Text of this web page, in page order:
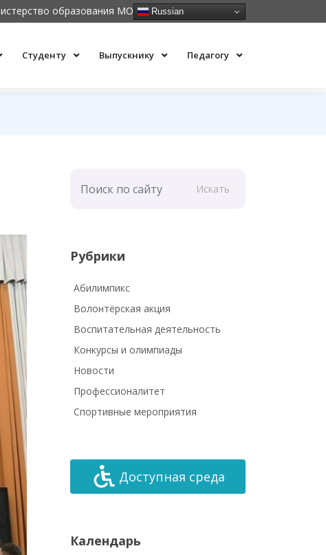
образования МО Russian
Студенту Выпускнику Педагогу
Искать
Рубрики
Абилимпикс
Волонтёрская акция
Воспитательная деятельность
Конкурсы и олимпиады
Новости
Профессионалитет
Спортивные мероприятия
Доступная среда
Календарь